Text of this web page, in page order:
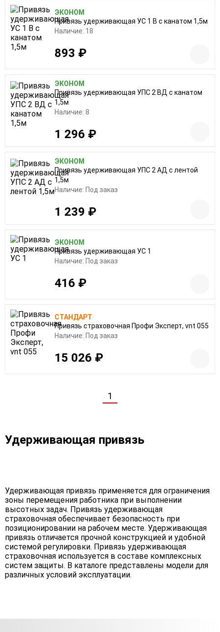
ЭКОНОМ
Привязь удерживающая УС 1 В с канатом 1,5м
Наличие: 18
893 ₽
ЭКОНОМ
Привязь удерживающая УПС 2 ВД с канатом
1,5м
Наличие: 8
1 296 ₽
ЭКОНОМ
Привязь удерживающая УПС 2 АД с лентой
1,5м
Наличие: Под заказ
1 239 ₽
ЭКОНОМ
Привязь удерживающая УС 1
Наличие: Под заказ
416 ₽
СТАНДАРТ
Привязь страховочная Профи Эксперт, vnt 055
Наличие: Под заказ
15 026 ₽
1
Удерживающая привязь
Удерживающая привязь применяется для ограничения
зоны перемещения работника при выполнении
высотных задач. Привязь удерживающая
страховочная обеспечивает безопасность при
позиционировании на рабочем месте. Удерживающая
привязь отличается прочной конструкцией и удобной
системой регулировки. Привязь удерживающая
страховочная используется в составе комплексных
систем защиты. В каталоге представлены модели для
различных условий эксплуатации.